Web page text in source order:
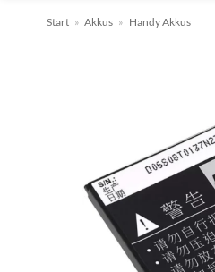
Start » Akkus » Handy Akkus